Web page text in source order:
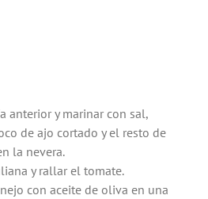
anterior y marinar con sal,
de ajo cortado y el resto de
la nevera.
y rallar el tomate.
con aceite de oliva en una